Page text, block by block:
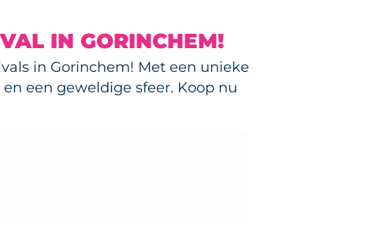
IN GORINCHEM!
in Gorinchem! Met een unieke
een geweldige sfeer. Koop nu